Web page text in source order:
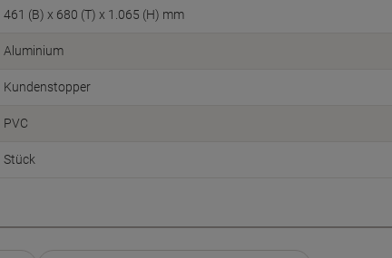
461 (B) x 680 (T) x 1.065 (H) mm
Aluminium
Kundenstopper
PVC
Stück